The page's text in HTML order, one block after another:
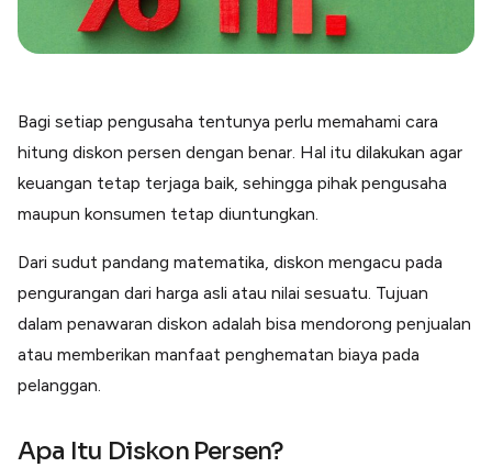
Kelola Pembayaran Termin Proyek
Health & Beauty
Terima Pembayaran Instan Dan CC
Lainnya
Open API
Integrasi Paper dengan Accurate
Bagi setiap pengusaha tentunya perlu memahami cara
hitung diskon persen dengan benar. Hal itu dilakukan agar
keuangan tetap terjaga baik, sehingga pihak pengusaha
maupun konsumen tetap diuntungkan.
Dari sudut pandang matematika, diskon mengacu pada
pengurangan dari harga asli atau nilai sesuatu. Tujuan
dalam penawaran diskon adalah bisa mendorong penjualan
atau memberikan manfaat penghematan biaya pada
pelanggan.
Apa Itu Diskon Persen?